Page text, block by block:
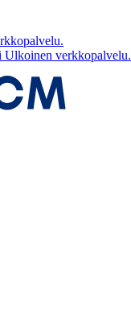
Ulkoinen verkkopalvelu.